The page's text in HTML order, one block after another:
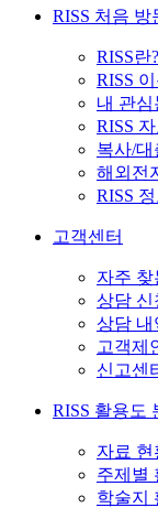
RISS 처음 방
RISS란?
RISS
내 관심
RISS
복사/대
해외전
RISS
고객센터
자주 찾
상담 신
상담 내
고객제
신고센
RISS 활용도
자료 현
주제별
학술지